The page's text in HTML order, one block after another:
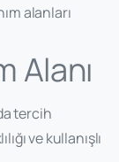
alanları
Alanı
tercih
ve kullanışlı